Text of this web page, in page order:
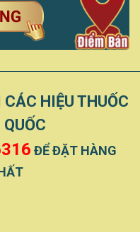
HIỆU THUỐC
ĐỂ ĐẶT HÀNG